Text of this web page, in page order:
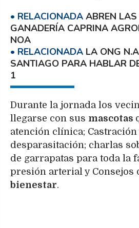
ABREN
GANADERÍA CAPRINA
NOA
LA ONG
SANTIAGO PARA HABLAR
1
Durante la jornada los
llegarse con sus mascotas
atención clínica; Castración
desparasitación; charlas
de garrapatas para toda la
presión arterial y Consejos
bienestar.